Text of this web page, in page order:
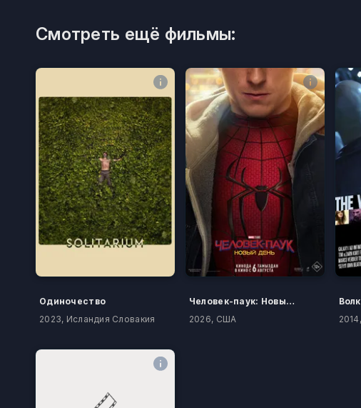
Смотреть ещё фильмы:
Одиночество
2023, Исландия Словакия
Человек-паук: Новый день
2026, США